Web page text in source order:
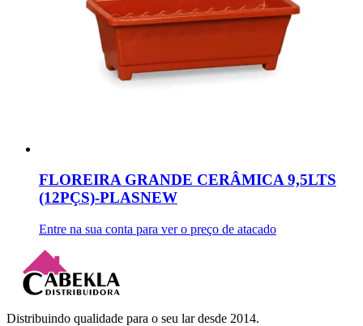
FLOREIRA GRANDE CERÂMICA 9,5LTS
(12PÇS)-PLASNEW
Entre na sua conta para ver o preço de atacado
Distribuindo qualidade para o seu lar desde 2014.